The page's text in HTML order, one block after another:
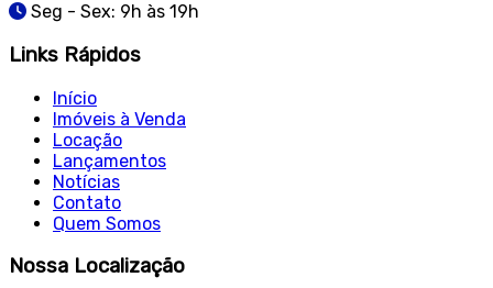
Seg - Sex: 9h às 19h
Links Rápidos
Início
Imóveis à Venda
Locação
Lançamentos
Notícias
Contato
Quem Somos
Nossa Localização